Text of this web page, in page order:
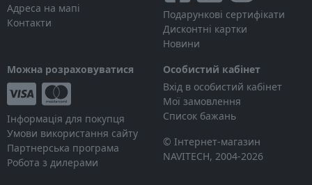
Адреса на мапі
Контакти
Подарункові сертифікати
Дисконтні картки
Новини
Можна розраховуватися
Інформація для покупця
Умови використання сайту
Партнерська програма
Робота з дилерами
Особистий кабінет
Вхід в особистий кабінет
Мої замовлення
Список бажань
© Інтернет-магазин
NAVITECH, 2004-2026